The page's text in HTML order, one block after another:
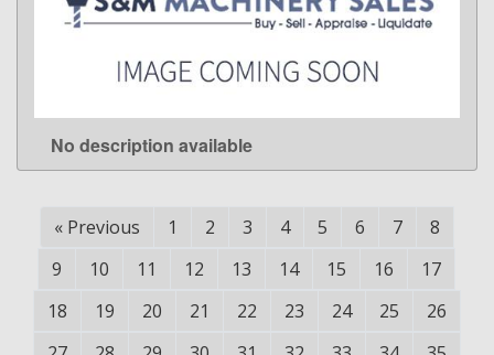
LEARN MORE
No description available
« Previous 1 2 3 4 5 6 7
8
9
10 11 12 13 14 15 16
17
18
19 20 21 22 23 24 25
26